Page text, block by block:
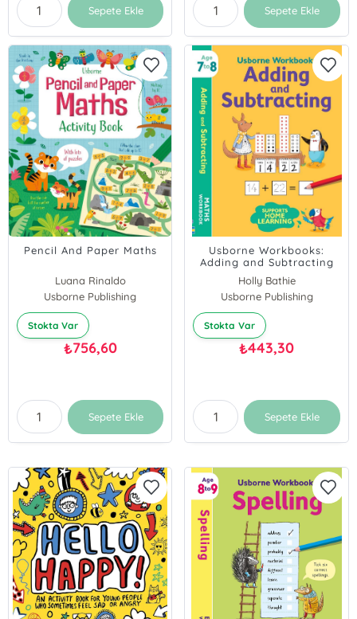
Sepete Ekle Sepete Ekle
Pencil And Paper Maths
Luana Rinaldo
Usborne Publishing
Stokta Var
₺756,60
Sepete Ekle
Usborne Workbooks:
Adding and Subtracting
Holly Bathie
Usborne Publishing
Stokta Var
₺443,30
Sepete Ekle